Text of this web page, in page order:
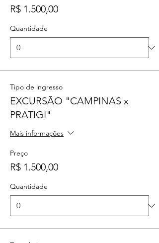
R$ 1.500,00
Quantidade
Tipo de ingresso
EXCURSÃO "CAMPINAS x
PRATIGI"
Mais informações
Preço
R$ 1.500,00
Quantidade